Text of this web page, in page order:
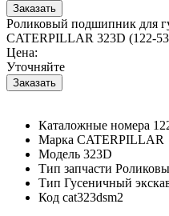
Роликовый подшипник для
CATERPILLAR 323D (122-
Цена:
Уточняйте
Каталожные номера
Марка CATERPILLAR
Модель 323D
Тип запчасти
Тип Гусеничный
Код cat323dsm2